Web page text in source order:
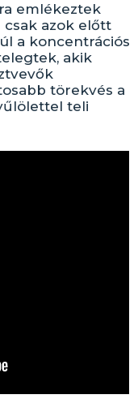
emlékeztek
csak azok előtt
a koncentrációs
akik
törekvés a
teli